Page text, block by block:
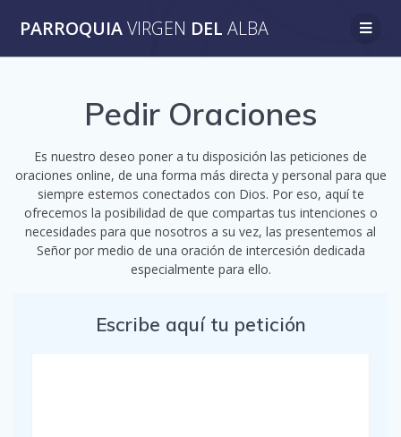
al
PARROQUIAVIRGEN DEL ALBA
Pedir Oraciones
Es nuestro deseo poner a tu disposición las peticiones de
oraciones online, de una forma más directa y personal para que
siempre estemos conectados con Dios. Por eso, aquí te
ofrecemos la posibilidad de que compartas tus intenciones o
necesidades para que nosotros a su vez, las presentemos al
Señor por medio de una oración de intercesión dedicada
especialmente para ello.
Escribe aquí tu petición